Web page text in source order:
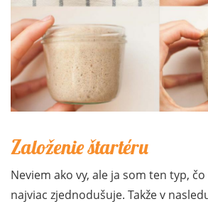
Založenie štartéru
Neviem ako vy, ale ja som ten typ,
najviac zjednodušuje. Takže v